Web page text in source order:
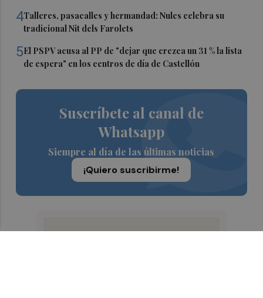
4Talleres, pasacalles y hermandad: Nules celebra su
tradicional Nit dels Farolets
5El PSPV acusa al PP de "dejar que crezca un 31 % la lista
de espera" en los centros de día de Castellón
Suscríbete al canal de
Whatsapp
Siempre al día de las últimas noticias
¡Quiero suscribirme!